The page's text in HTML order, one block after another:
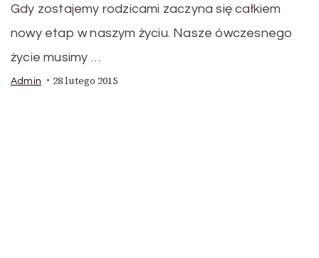
Gdy zostajemy rodzicami zaczyna się całkiem
nowy etap w naszym życiu. Nasze ówczesnego
życie musimy …
Admin 28 lutego 2015